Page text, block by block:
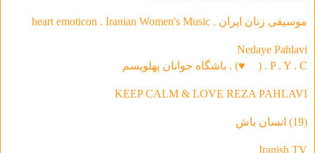
موسیقی‌ زنان ایران . heart emoticon . Iranian Women's Music
Nedaye Pahlavi
P . Y . C . (
♥) . باشگاه جوانان پهلویسم
KEEP CALM & LOVE REZA PAHLAVI
(19) انسان باش
Iranish TV